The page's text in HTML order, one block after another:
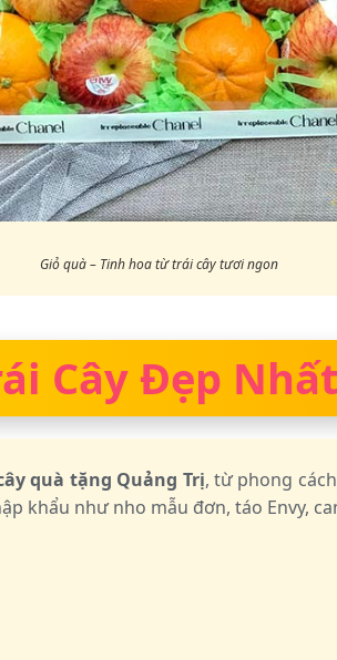
Giỏ quà – Tinh hoa từ trái cây tươi ngon
Cây Đẹp
quà tặng Quảng Trị, từ phong
khẩu như nho mẫu đơn, táo Envy,